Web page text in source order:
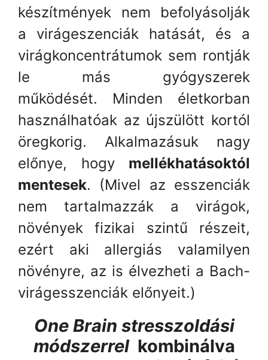
készítmények nem befolyásolják
a virágeszenciák hatását, és a
virágkoncentrátumok sem rontják
le más gyógyszerek
működését. Minden életkorban
használhatóak az újszülött kortól
öregkorig. Alkalmazásuk nagy
előnye, hogy mellékhatásoktól
mentesek. (Mivel az esszenciák
nem tartalmazzák a virágok,
növények fizikai szintű részeit,
ezért aki allergiás valamilyen
növényre, az is élvezheti a Bach-
virágesszenciák előnyeit.)
One Brain stresszoldási
módszerrelkombinálva